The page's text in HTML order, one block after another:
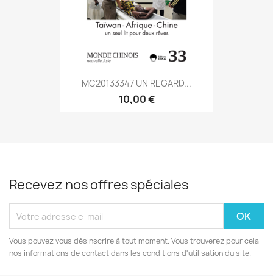
MC20133347 UN REGARD...
10,00 €
Recevez nos offres spéciales
Vous pouvez vous désinscrire à tout moment. Vous trouverez pour cela
nos informations de contact dans les conditions d'utilisation du site.